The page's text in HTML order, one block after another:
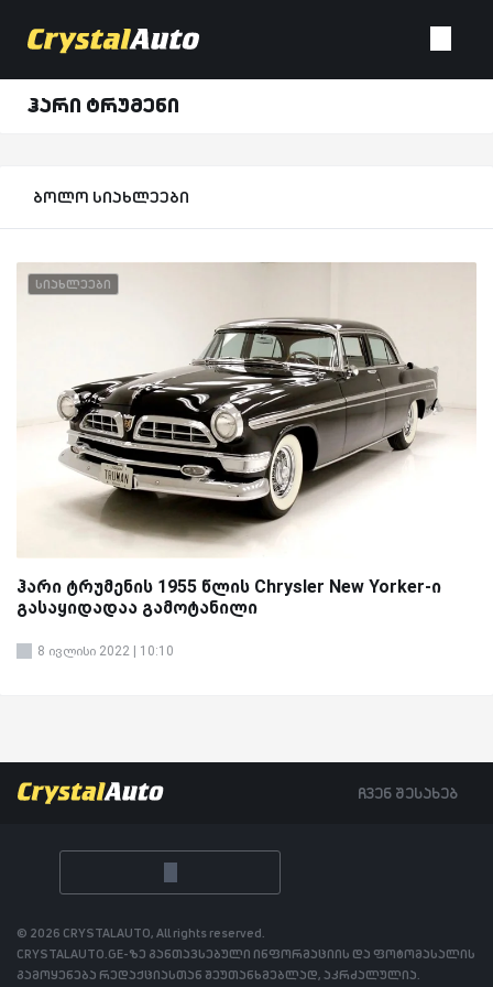
ჰარი ტრუმენი
ბოლო სიახლეები
სიახლეები
ჰარი ტრუმენის 1955 წლის Chrysler New Yorker-ი
გასაყიდადაა გამოტანილი
8 ივლისი 2022 | 10:10
ჩვენ შესახებ
© 2026 CRYSTALAUTO, All rights reserved.
CRYSTALAUTO.GE-ზე განთავსებული ინფორმაციის და ფოტომასალის
გამოყენება რედაქციასთან შეუთანხმებლად, აკრძალულია.